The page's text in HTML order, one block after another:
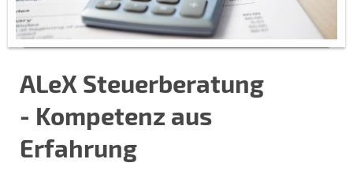
ALeX Steuerberatung
- Kompetenz aus
Erfahrung